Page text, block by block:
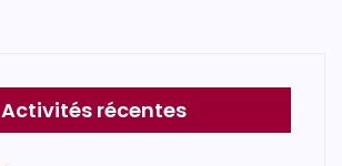
Activités récentes